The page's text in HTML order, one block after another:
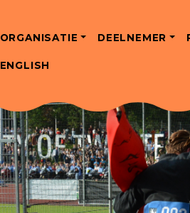
ORGANISATIE DEELNEMER
ENGLISH